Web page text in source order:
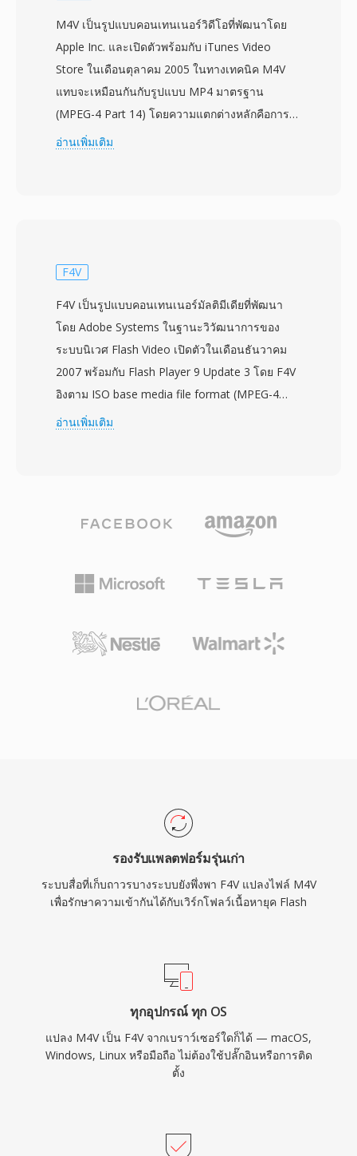
M4V เป็นรูปแบบคอนเทนเนอร์วิดีโอที่พัฒนาโดย
Apple Inc. และเปิดตัวพร้อมกับ iTunes Video
Store ในเดือนตุลาคม 2005 ในทางเทคนิค M4V
แทบจะเหมือนกันกับรูปแบบ MP4 มาตรฐาน
(MPEG-4 Part 14) โดยความแตกต่างหลักคือการ
ป้องกัน DRM FairPlay ที่เป็นทางเลือกซึ่งใช้กับ
ละเอียดสูงสุดถึง 4K พร้อมฟีเจอร์อย่างตัวบ่งชี้บท
อาร์ตเวิร์ก และเรตติ้ง Apple เลือกนามสกุล M4V
เพื่อแยกเนื้อหา iTunes จากไฟล์ MP4 ทั่วไป โดย
โดยระบบนิเวศของ Apple ไฟล์ M4V เล่นได้
โดยตรงบน macOS, iOS, iPadOS และ Apple TV
และเวอร์ชันที่ไม่มีการป้องกันทำงานได้อย่างราบรื่น
ภาพยนตร์ดิจิทัลและรายการทีวี ความเข้ากันได้กับ
ระบบนิเวศ MP4 ที่กว้างกว่าหมายความว่าสตรีม
สามารถประมวลผลได้โดยเครื่องมือตัดต่อหรือแปลง
อ่านเพิ่มเติม
F4V
F4V เป็นรูปแบบคอนเทนเนอร์มัลติมีเดียที่พัฒนา
โดย Adobe Systems ในฐานะวิวัฒนาการของ
ระบบนิเวศ Flash Video เปิดตัวในเดือนธันวาคม
2007 พร้อมกับ Flash Player 9 Update 3 โดย F4V
อิงตาม ISO base media file format (MPEG-4
Part 14) และสร้างขึ้นเพื่อรองรับตัวแปลงสัญญาณ
ได้กับ MP4 ทำให้ทำงานร่วมกับเครื่องมือและขั้น
ฟีเจอร์ขั้นสูง ได้แก่ การเข้ารหัส H.264 แบบ high-
profile เสียง AAC หลายช่อง และข้อความแบบ
เคลื่อนไหวเชิงกลยุทธ์เพื่อตอบสนองต่อความ
สัญญาณใหม่นี้ได้อย่างมีประสิทธิภาพ ในช่วงที่
แบบ dynamic ให้ผู้เผยแพร่เนื้อหามีตัวเลือกการจัด
จำหน่ายที่ยืดหยุ่น แม้ว่าการถดถอยของ Flash
Player ที่หันไปใช้วิดีโอ HTML5 ได้ลดการสร้าง
เนื้อหา F4V ใหม่ แต่โครงสร้างที่อิง MP4
หมายความว่าสตรีมสื่อที่อยู่ภายในสามารถเข้าถึงได้
อ่านเพิ่มเติม
รองรับแพลตฟอร์มรุ่นเก่า
ระบบสื่อที่เก็บถาวรบางระบบยังพึ่งพา F4V แปลงไฟล์ M4V
เพื่อรักษาความเข้ากันได้กับเวิร์กโฟลว์เนื้อหายุค Flash
ทุกอุปกรณ์ ทุก OS
แปลง M4V เป็น F4V จากเบราว์เซอร์ใดก็ได้ — macOS,
Windows, Linux หรือมือถือ ไม่ต้องใช้ปลั๊กอินหรือการติด
ตั้ง